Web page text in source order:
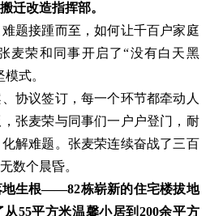
迁改造指挥部。
接踵而至，如何让千百户家庭
麦荣和同事开启了“没有白天黑
式。
议签订，每一个环节都牵动人
张麦荣与同事们一户户登门，耐
解难题。张麦荣连续奋战了三百
数个晨昏。
地生根——82栋崭新的住宅楼拔地
55平方米温馨小居到200余平方